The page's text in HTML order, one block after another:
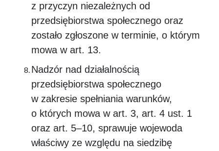
z przyczyn niezależnych od
przedsiębiorstwa społecznego oraz
zostało zgłoszone w terminie, o którym
mowa w art. 13.
Nadzór nad działalnością
przedsiębiorstwa społecznego
w zakresie spełniania warunków,
o których mowa w art. 3, art. 4 ust. 1
oraz art. 5–10, sprawuje wojewoda
właściwy ze względu na siedzibę